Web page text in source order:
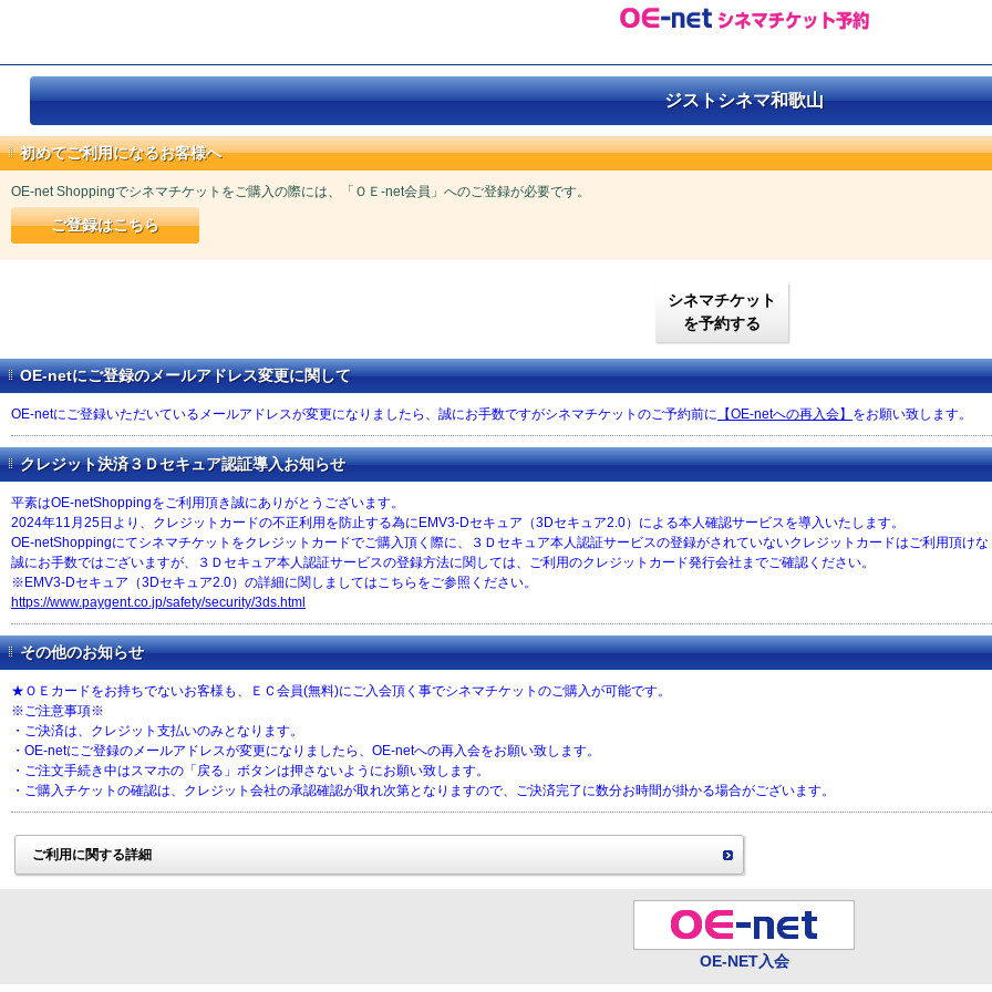
ジストシネマ和歌山
初めてご利用になるお客様へ
OE-net Shoppingでシネマチケットをご購入の際には、「ＯＥ-net会員」へのご登録が必要です。
ご登録はこちら
シネマチケット
を予約する
OE-netにご登録のメールアドレス変更に関して
OE-netにご登録いただいているメールアドレスが変更になりましたら、誠にお手数ですがシネマチケットのご予約前に 【OE-netへの再入会】 をお願い致します。
クレジット決済３Ｄセキュア認証導入お知らせ
平素はOE-netShoppingをご利用頂き誠にありがとうございます。
2024年11月25日より、クレジットカードの不正利用を防止する為にEMV3-Dセキュア（3Dセキュア2.0）による本人確認サービスを導入いたします。
OE-netShoppingにてシネマチケットをクレジットカードでご購入頂く際に、３Ｄセキュア本人認証サービスの登録がされていないクレジットカードはご利用頂けな
誠にお手数ではございますが、３Ｄセキュア本人認証サービスの登録方法に関しては、ご利用のクレジットカード発行会社までご確認ください。
※EMV3-Dセキュア（3Dセキュア2.0）の詳細に関しましてはこちらをご参照ください。
https://www.paygent.co.jp/safety/security/3ds.html
その他のお知らせ
★ＯＥカードをお持ちでないお客様も、ＥＣ会員(無料)にご入会頂く事でシネマチケットのご購入が可能です。
※ご注意事項※
・ご決済は、クレジット支払いのみとなります。
・OE-netにご登録のメールアドレスが変更になりましたら、OE-netへの再入会をお願い致します。
・ご注文手続き中はスマホの「戻る」ボタンは押さないようにお願い致します。
・ご購入チケットの確認は、クレジット会社の承認確認が取れ次第となりますので、ご決済完了に数分お時間が掛かる場合がございます。
ご利用に関する詳細
OE-NET入会